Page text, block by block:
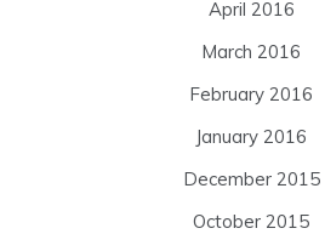
April 2016
March 2016
February 2016
January 2016
December 2015
October 2015